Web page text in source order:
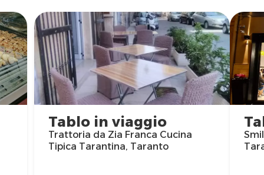
Tablo in viaggio
Trattoria da Zia Franca Cucina
Tipica Tarantina, Taranto